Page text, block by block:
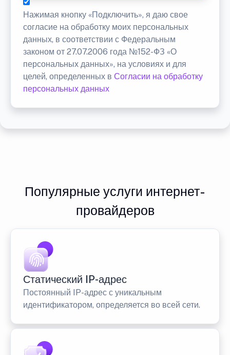
Нажимая кнопку «Подключить», я даю свое
согласие на обработку моих персональных
данных, в соответствии с Федеральным
законом от 27.07.2006 года №152-ФЗ «О
персональных данных», на условиях и для
целей, определенных в Согласии на обработку
персональных данных
Популярные услуги интернет-
провайдеров
Статический IP-адрес
Постоянный IP-адрес с уникальным
идентификатором, определяется во всей сети.